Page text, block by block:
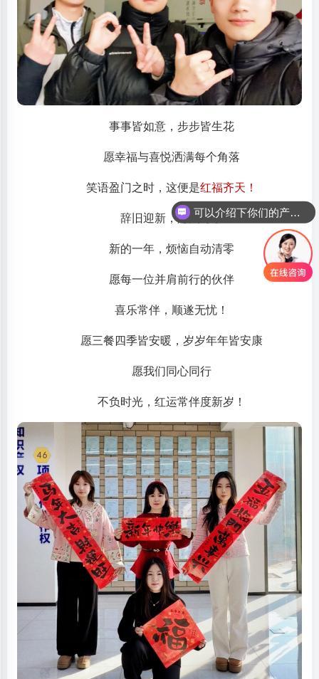
事事皆如意，步步皆生花
愿幸福与喜悦洒满每个角落
笑语盈门之时，这便是红福齐天！
辞旧迎新，灯火可亲
新的一年，烦恼自动清零
愿每一位并肩前行的伙伴
喜乐常伴，顺遂无忧！
愿三餐四季皆安暖，岁岁年年皆安康
愿我们同心同行
不负时光，红运常伴度新岁！
可以介绍下你们的产品么